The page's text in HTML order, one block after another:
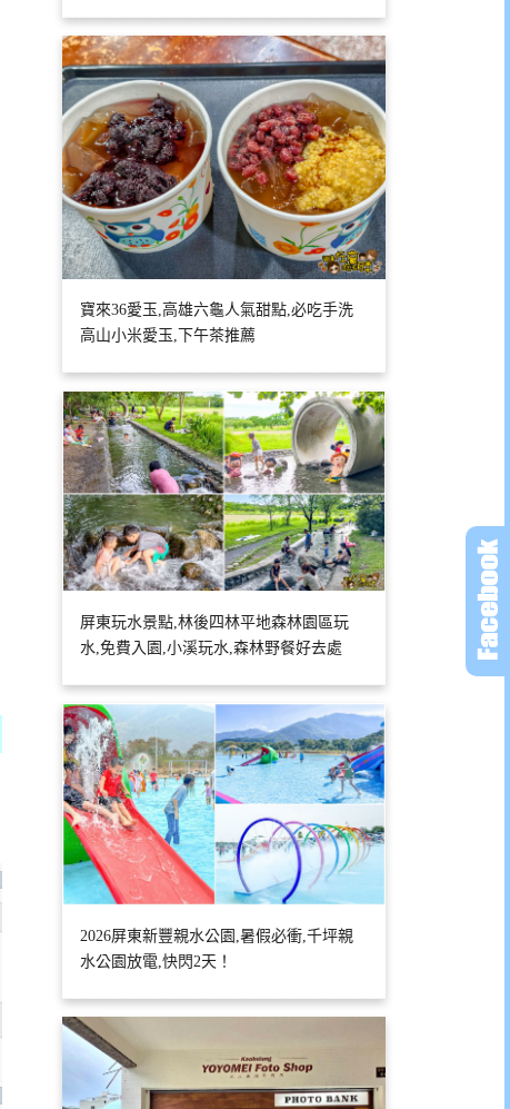
寶來36愛玉,高雄六龜人氣甜點,必吃手洗
高山小米愛玉,下午茶推薦
屏東玩水景點,林後四林平地森林園區玩
水,免費入園,小溪玩水,森林野餐好去處
2026屏東新豐親水公園,暑假必衝,千坪親
水公園放電,快閃2天！